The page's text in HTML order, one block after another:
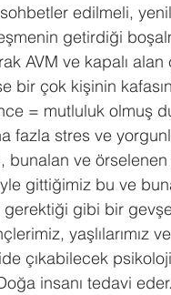
edilmeli,
getirdiği
AVM ve kapalı alan
bir çok kişinin
= mutluluk olmuş
fazla stres ve
bunalan ve
gittiğimiz bu ve
gerektiği gibi bir
yaşlılarımız
çıkabilecek
insanı tedavi